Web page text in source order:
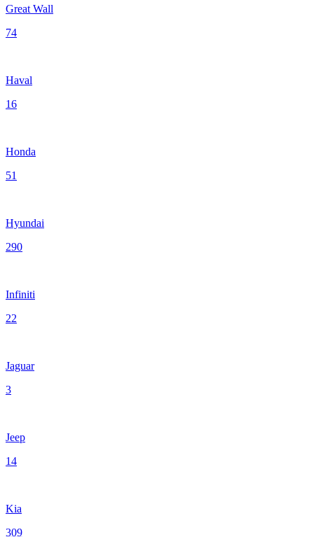
Great Wall
74
Haval
16
Honda
51
Hyundai
290
Infiniti
22
Jaguar
3
Jeep
14
Kia
309